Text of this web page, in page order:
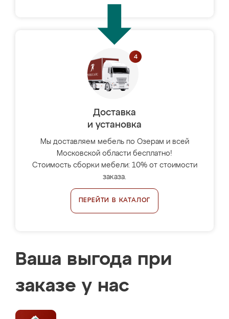
Доставка
и установка
Мы доставляем мебель по Озерам и всей
Московской области бесплатно!
Стоимость сборки мебели: 10% от стоимости
заказа.
ПЕРЕЙТИ В КАТАЛОГ
Ваша выгода при
заказе у нас